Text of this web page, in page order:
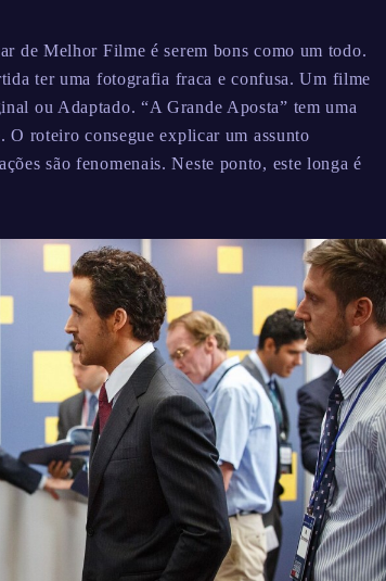
de Melhor Filme é serem bons como um todo.
ter uma fotografia fraca e confusa. Um filme
ou Adaptado. “A Grande Aposta” tem uma
roteiro consegue explicar um assunto
são fenomenais. Neste ponto, este longa é